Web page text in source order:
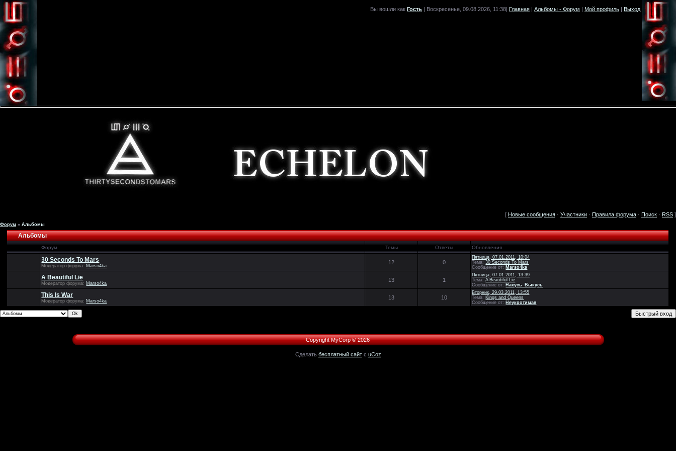
Вы вошли как Гость | Воскресенье, 09.08.2026, 11:38| Главная | Альбомы - Форум | Мой профиль | Выход
[ Новые сообщения · Участники · Правила форума · Поиск · RSS ]
Форум » Альбомы
Альбомы
Форум Темы Ответы Обновления
30 Seconds To Mars
Модератор форума: Marso4ka
12 0
Пятница, 07.01.2011, 10:04
Тема:30 Seconds To Mars
Сообщение от: Marso4ka
A Beautiful Lie
Модератор форума: Marso4ka
13 1
Пятница, 07.01.2011, 13:39
Тема:A Beautiful Lie
Сообщение от: Накусь_Выкусь
This Is War
Модератор форума: Marso4ka
13 10
Вторник, 29.03.2011, 13:55
Тема: Kings and Queens
Сообщение от: Неукротимая
Copyright MyCorp © 2026
Сделать бесплатный сайтс uCoz